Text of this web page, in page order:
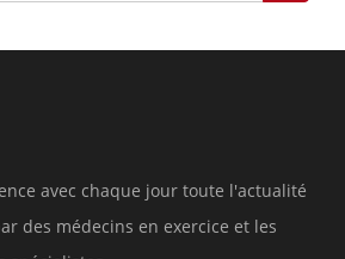
avec chaque jour toute l'actualité
des médecins en exercice et les